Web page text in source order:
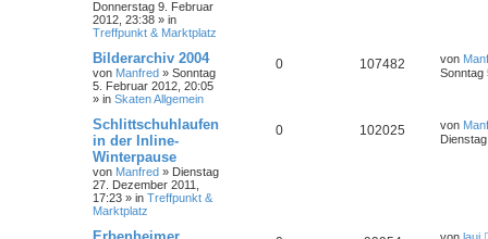
Donnerstag 9. Februar
2012, 23:38 » in
Treffpunkt & Marktplatz
Bilderarchiv 2004
von Manfred » Sonntag
5. Februar 2012, 20:05
» in Skaten Allgemein
0 107482 von
Sonntag
Schlittschuhlaufen
in der Inline-
Winterpause
von Manfred » Dienstag
27. Dezember 2011,
17:23 » in Treffpunkt &
Marktplatz
0 102025 von